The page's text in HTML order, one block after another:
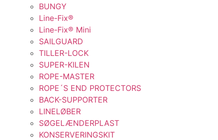
BUNGY
Line-Fix®
Line-Fix® Mini
SAILGUARD
TILLER-LOCK
SUPER-KILEN
ROPE-MASTER
ROPE´S END PROTECTORS
BACK-SUPPORTER
LINELØBER
SØGELÆNDERPLAST
KONSERVERINGSKIT